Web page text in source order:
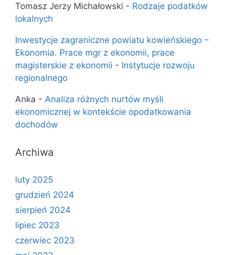
Tomasz Jerzy Michałowski - Rodzaje podatków
lokalnych
Inwestycje zagraniczne powiatu kowieńskiego –
Ekonomia. Prace mgr z ekonomii, prace
magisterskie z ekonomii - Instytucje rozwoju
regionalnego
Anka - Analiza różnych nurtów myśli
ekonomicznej w kontekście opodatkowania
dochodów
Archiwa
luty 2025
grudzień 2024
sierpień 2024
lipiec 2023
czerwiec 2023